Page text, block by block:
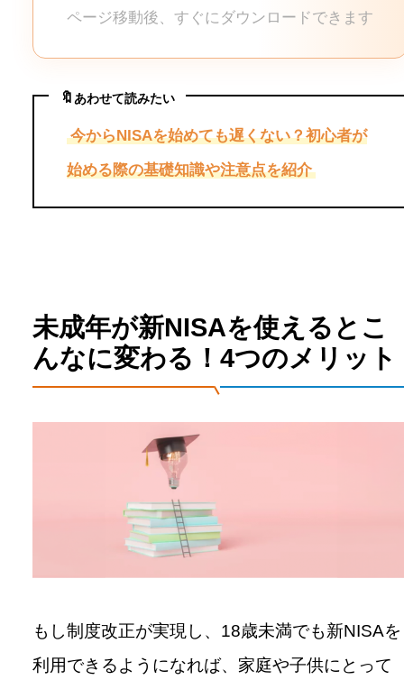
ページ移動後、すぐにダウンロードできます
🔖 あわせて読みたい
今からNISAを始めても遅くない？初心者が
始める際の基礎知識や注意点を紹介
未成年が新NISAを使えるとこ
んなに変わる！4つのメリット
もし制度改正が実現し、18歳未満でも新NISAを
利用できるようになれば、家庭や子供にとって